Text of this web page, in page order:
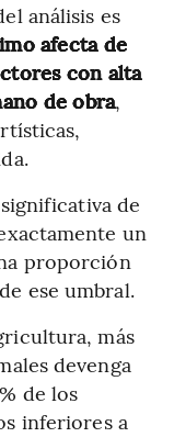
análisis es
afecta de
con alta
de obra,
de
un
proporción
ese umbral.
más
devenga
de los
inferiores a